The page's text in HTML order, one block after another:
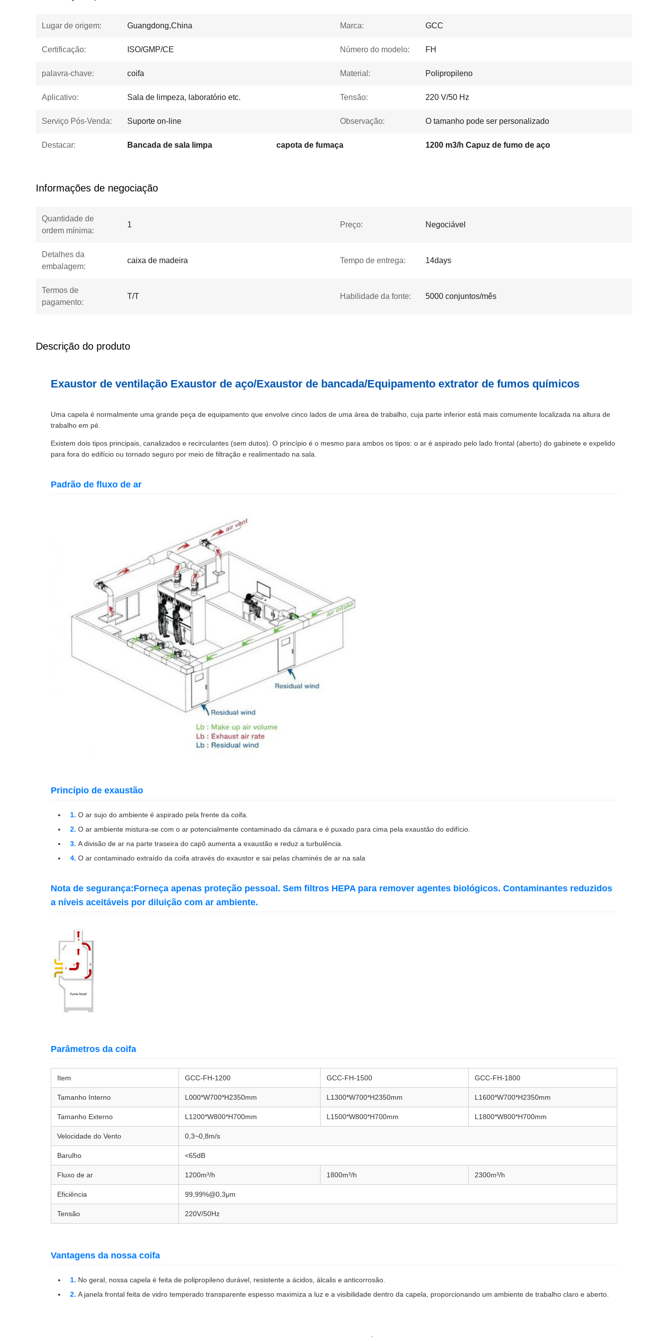
Lugar de origem: Guangdong,China Marca: GCC
Certificação: ISO/GMP/CE Número do modelo: FH
palavra-chave: coifa Material: Polipropileno
Aplicativo: Sala de limpeza, laboratório etc. Tensão: 220 V/50 Hz
Serviço Pós-Venda: Suporte on-line Observação: O tamanho pode ser personalizado
Destacar: Bancada de sala limpa capota de fumaça 1200 m3/h Capuz de fumo de aço
Informações de negociação
Quantidade de
ordem mínima:
1 Preço: Negociável
Detalhes da
embalagem:
caixa de madeira Tempo de entrega: 14days
Termos de
pagamento:
T/T Habilidade da fonte: 5000 conjuntos/mês
Descrição do produto
Exaustor de ventilação Exaustor de aço/Exaustor de bancada/Equipamento extrator de fumos químicos
Uma capela é normalmente uma grande peça de equipamento que envolve cinco lados de uma área de trabalho, cuja parte inferior está mais comumente localizada na altura de
trabalho em pé.
Existem dois tipos principais, canalizados e recirculantes (sem dutos). O princípio é o mesmo para ambos os tipos: o ar é aspirado pelo lado frontal (aberto) do gabinete e expelido
para fora do edifício ou tornado seguro por meio de filtração e realimentado na sala.
Padrão de fluxo de ar
Princípio de exaustão
O ar sujo do ambiente é aspirado pela frente da coifa.
O ar ambiente mistura-se com o ar potencialmente contaminado da câmara e é puxado para cima pela exaustão do edifício.
A divisão de ar na parte traseira do capô aumenta a exaustão e reduz a turbulência.
O ar contaminado extraído da coifa através do exaustor e sai pelas chaminés de ar na sala
Nota de segurança:Forneça apenas proteção pessoal. Sem filtros HEPA para remover agentes biológicos. Contaminantes reduzidos
a níveis aceitáveis ​​por diluição com ar ambiente.
Parâmetros da coifa
Item GCC-FH-1200 GCC-FH-1500 GCC-FH-1800
Tamanho Interno L000*W700*H2350mm L1300*W700*H2350mm L1600*W700*H2350mm
Tamanho Externo L1200*W800*H700mm L1500*W800*H700mm L1800*W800*H700mm
Velocidade do Vento 0,3~0,8m/s
Barulho <65dB
Fluxo de ar 1200m³/h 1800m³/h 2300m³/h
Eficiência 99,99%@0,3μm
Tensão 220V/50Hz
Vantagens da nossa coifa
No geral, nossa capela é feita de polipropileno durável, resistente a ácidos, álcalis e anticorrosão.
A janela frontal feita de vidro temperado transparente espesso maximiza a luz e a visibilidade dentro da capela, proporcionando um ambiente de trabalho claro e aberto.